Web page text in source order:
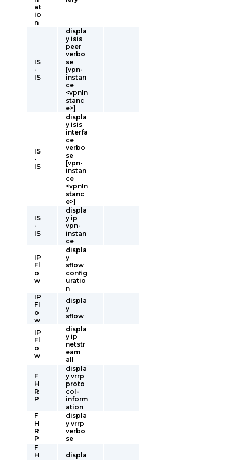
at
io
n
IS
-
IS
displa
y isis
peer
verbo
se
[vpn-
instan
ce
<vpnIn
stanc
e>]
IS
-
IS
displa
y isis
interfa
ce
verbo
se
[vpn-
instan
ce
<vpnIn
stanc
e>]
IS
-
IS
displa
y ip
vpn-
instan
ce
IP
Fl
o
w
displa
y
sflow
config
uratio
n
IP
Fl
o
w
displa
y
sflow
IP
Fl
o
w
displa
y ip
netstr
eam
all
F
H
R
P
displa
y vrrp
proto
col-
inform
ation
F
H
R
P
displa
y vrrp
verbo
se
F
H
displa